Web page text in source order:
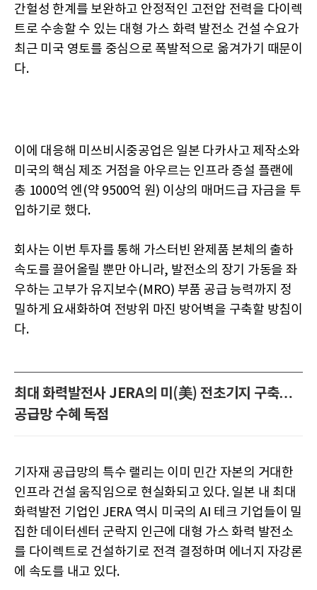
간헐성 한계를 보완하고 안정적인 고전압 전력을 다이렉
트로 수송할 수 있는 대형 가스 화력 발전소 건설 수요가
최근 미국 영토를 중심으로 폭발적으로 옮겨가기 때문이
다.
이에 대응해 미쓰비시중공업은 일본 다카사고 제작소와
미국의 핵심 제조 거점을 아우르는 인프라 증설 플랜에
총 1000억 엔(약 9500억 원) 이상의 매머드급 자금을 투
입하기로 했다.
회사는 이번 투자를 통해 가스터빈 완제품 본체의 출하
속도를 끌어올릴 뿐만 아니라, 발전소의 장기 가동을 좌
우하는 고부가 유지보수(MRO) 부품 공급 능력까지 정
밀하게 요새화하여 전방위 마진 방어벽을 구축할 방침이
다.
최대 화력발전사 JERA의 미(美) 전초기지 구축…
공급망 수혜 독점
기자재 공급망의 특수 랠리는 이미 민간 자본의 거대한
인프라 건설 움직임으로 현실화되고 있다. 일본 내 최대
화력발전 기업인 JERA 역시 미국의 AI 테크 기업들이 밀
집한 데이터센터 군락지 인근에 대형 가스 화력 발전소
를 다이렉트로 건설하기로 전격 결정하며 에너지 자강론
에 속도를 내고 있다.